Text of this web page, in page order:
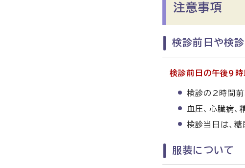
注意事項
検診前日や検
検診前日の午後9時
検診の2時間前
血圧、心臓病
検診当日は、糖
服装について